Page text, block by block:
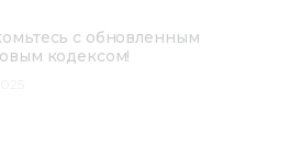
с обновленным
кодексом!